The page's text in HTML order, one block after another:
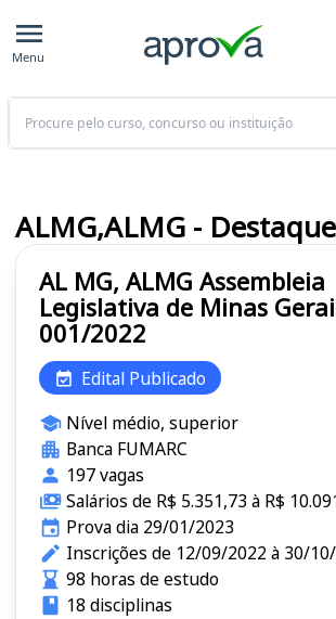
Menu
Buscar
AL MG, ALMG Assembleia
Legislativa de Minas
001/2022
Edital Publicado
Nível médio, superior
Banca FUMARC
197 vagas
Salários de R$ 5.351,73 à R$
Prova dia 29/01/2023
Inscrições de 12/09/2022 à 30/
98 horas de estudo
18 disciplinas
ALMG,ALMG -